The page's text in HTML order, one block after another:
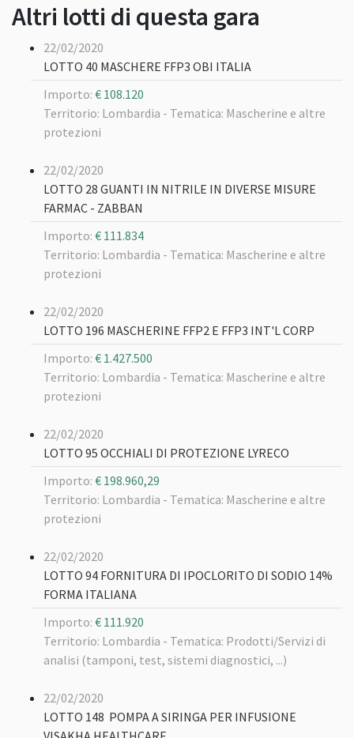
Altri lotti di questa gara
22/02/2020
LOTTO 40 MASCHERE FFP3 OBI ITALIA
Importo: € 108.120
Territorio: Lombardia - Tematica: Mascherine e altre
protezioni
22/02/2020
LOTTO 28 GUANTI IN NITRILE IN DIVERSE MISURE
FARMAC - ZABBAN
Importo: € 111.834
Territorio: Lombardia - Tematica: Mascherine e altre
protezioni
22/02/2020
LOTTO 196 MASCHERINE FFP2 E FFP3 INT'L CORP
Importo: € 1.427.500
Territorio: Lombardia - Tematica: Mascherine e altre
protezioni
22/02/2020
LOTTO 95 OCCHIALI DI PROTEZIONE LYRECO
Importo: € 198.960,29
Territorio: Lombardia - Tematica: Mascherine e altre
protezioni
22/02/2020
LOTTO 94 FORNITURA DI IPOCLORITO DI SODIO 14%
FORMA ITALIANA
Importo: € 111.920
Territorio: Lombardia - Tematica: Prodotti/Servizi di
analisi (tamponi, test, sistemi diagnostici, ...)
22/02/2020
LOTTO 148 POMPA A SIRINGA PER INFUSIONE